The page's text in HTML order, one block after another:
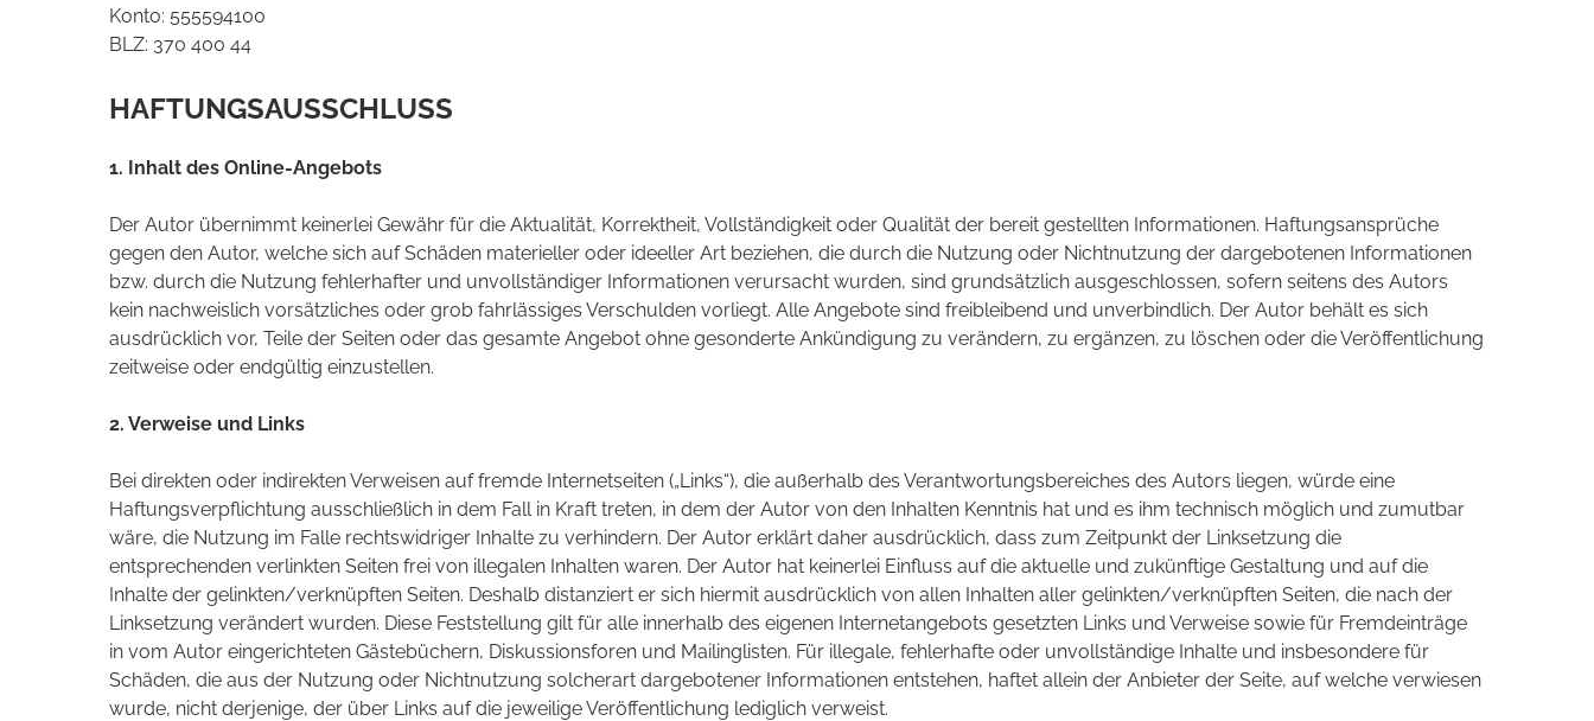
Konto: 555594100
BLZ: 370 400 44
HAFTUNGSAUSSCHLUSS
1. Inhalt des Online-Angebots
Der Autor übernimmt keinerlei Gewähr für die Aktualität, Korrektheit, Vollständigkeit oder Qualität der bereit gestellten Informationen. Haftungsansprüche
gegen den Autor, welche sich auf Schäden materieller oder ideeller Art beziehen, die durch die Nutzung oder Nichtnutzung der dargebotenen Informationen
bzw. durch die Nutzung fehlerhafter und unvollständiger Informationen verursacht wurden, sind grundsätzlich ausgeschlossen, sofern seitens des Autors
kein nachweislich vorsätzliches oder grob fahrlässiges Verschulden vorliegt. Alle Angebote sind freibleibend und unverbindlich. Der Autor behält es sich
ausdrücklich vor, Teile der Seiten oder das gesamte Angebot ohne gesonderte Ankündigung zu verändern, zu ergänzen, zu löschen oder die Veröffentlichung
zeitweise oder endgültig einzustellen.
2. Verweise und Links
Bei direkten oder indirekten Verweisen auf fremde Internetseiten („Links“), die außerhalb des Verantwortungsbereiches des Autors liegen, würde eine
Haftungsverpflichtung ausschließlich in dem Fall in Kraft treten, in dem der Autor von den Inhalten Kenntnis hat und es ihm technisch möglich und zumutbar
wäre, die Nutzung im Falle rechtswidriger Inhalte zu verhindern. Der Autor erklärt daher ausdrücklich, dass zum Zeitpunkt der Linksetzung die
entsprechenden verlinkten Seiten frei von illegalen Inhalten waren. Der Autor hat keinerlei Einfluss auf die aktuelle und zukünftige Gestaltung und auf die
Inhalte der gelinkten/verknüpften Seiten. Deshalb distanziert er sich hiermit ausdrücklich von allen Inhalten aller gelinkten/verknüpften Seiten, die nach der
Linksetzung verändert wurden. Diese Feststellung gilt für alle innerhalb des eigenen Internetangebots gesetzten Links und Verweise sowie für Fremdeinträge
in vom Autor eingerichteten Gästebüchern, Diskussionsforen und Mailinglisten. Für illegale, fehlerhafte oder unvollständige Inhalte und insbesondere für
Schäden, die aus der Nutzung oder Nichtnutzung solcherart dargebotener Informationen entstehen, haftet allein der Anbieter der Seite, auf welche verwiesen
wurde, nicht derjenige, der über Links auf die jeweilige Veröffentlichung lediglich verweist.